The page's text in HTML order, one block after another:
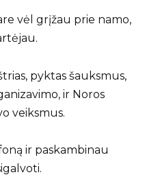
vėl grįžau prie namo,
pyktas šauksmus,
ir Noros
veiksmus.
ir paskambinau